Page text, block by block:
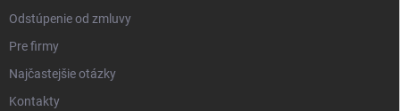
Odstúpenie od zmluvy
Pre firmy
Najčastejšie otázky
Kontakty